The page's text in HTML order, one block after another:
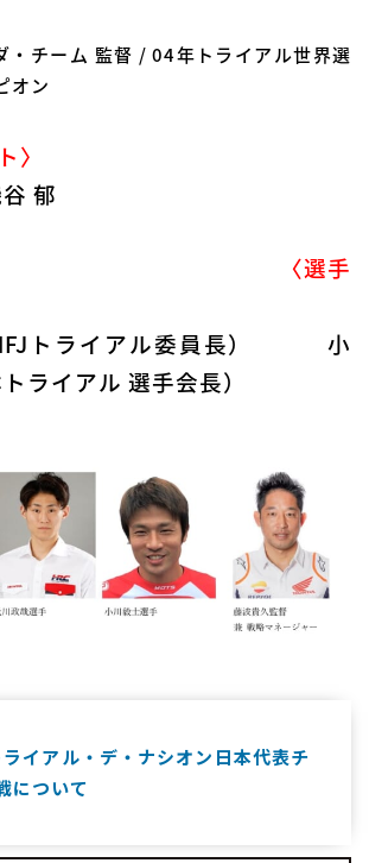
・チーム 監督 / 04年トライアル世界選
オン
〉
郁
〈選手
トライアル委員長） 小
ライアル 選手会長）
イアル・デ・ナシオン日本代表チ
について